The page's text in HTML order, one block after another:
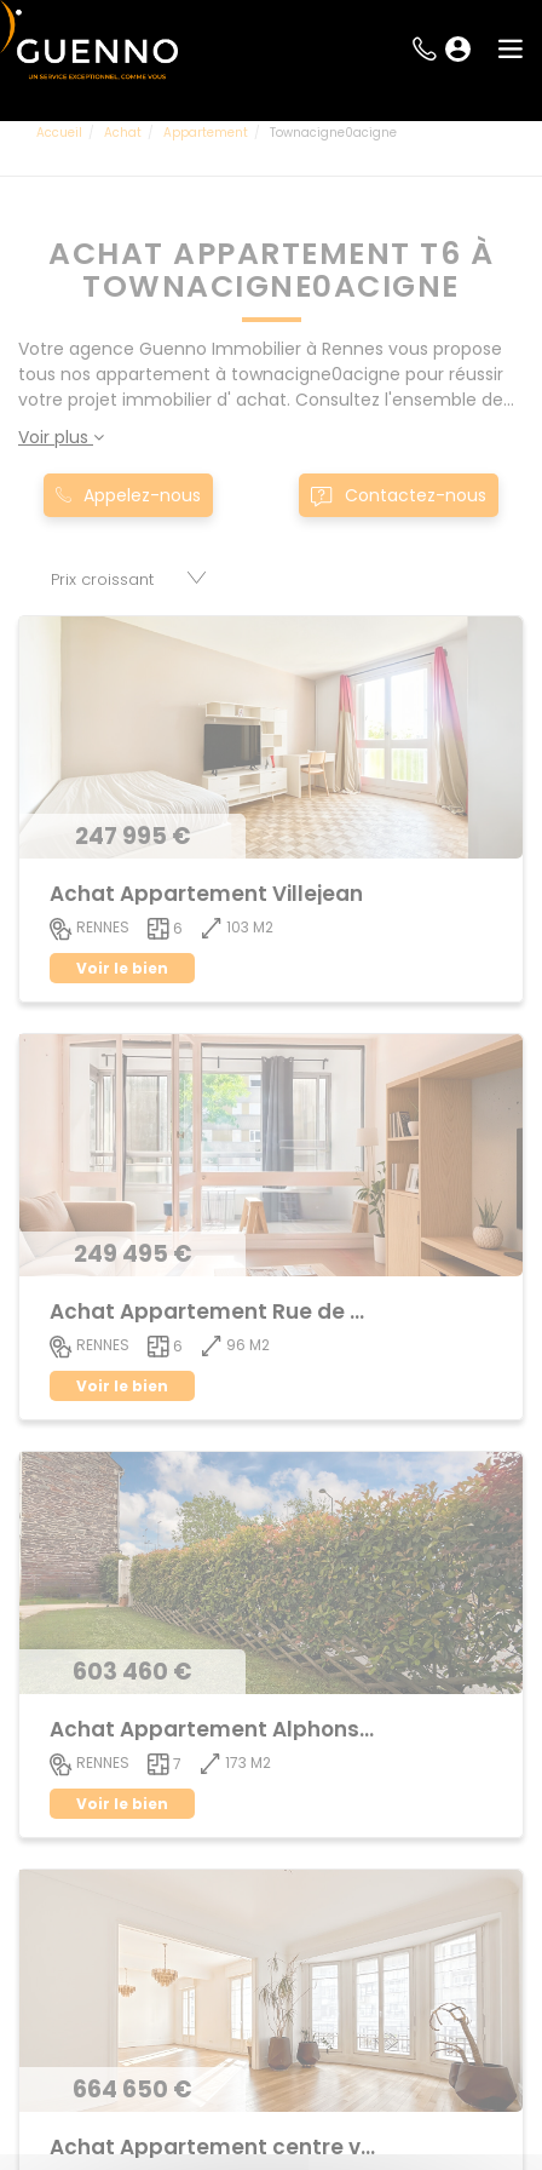
Accueil Achat Appartement Townacigne0acigne
ACHAT APPARTEMENT T6 À
TOWNACIGNE0ACIGNE
Votre agence Guenno Immobilier à Rennes vous propose
tous nos appartement à townacigne0acigne pour réussir
votre projet immobilier d' achat. Consultez l'ensemble de
nos offres à Rennes mais également aux alentours : Le
Rheu, Pacé, Montgermont... Nos appartement T6 à
townacigne0acigne sont proposés au meilleur prix du
marché pour permettre au plus grand nombre de réussir
appartements, maisons, immeubles, terrains et murs.
Voir plus
Appelez-nous Contactez-nous
247 995 €
Achat Appartement Villejean
RENNES 6
103 M2
Voir le bien
249 495 €
Achat Appartement Rue de Nantes
RENNES 6
96 M2
Voir le bien
603 460 €
Achat Appartement Alphonse Guerin
RENNES 7
173 M2
Voir le bien
664 650 €
Achat Appartement centre ville